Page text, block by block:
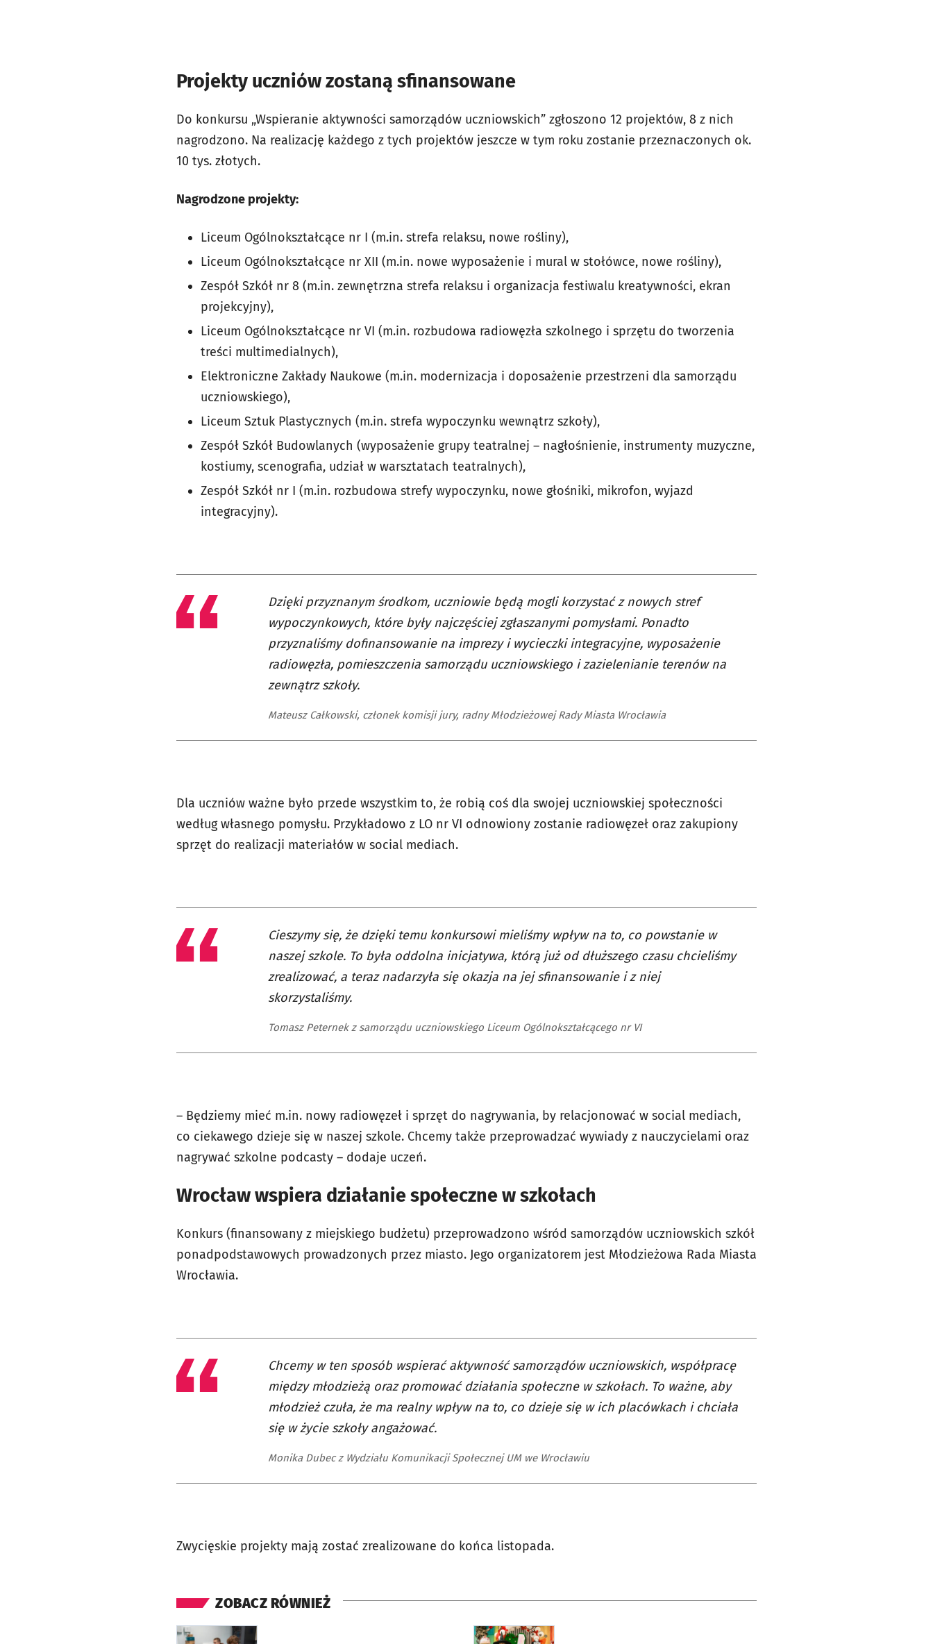
Projekty uczniów zostaną sfinansowane
Do konkursu „Wspieranie aktywności samorządów uczniowskich” zgłoszono 12 projektów, 8 z nich
nagrodzono. Na realizację każdego z tych projektów jeszcze w tym roku zostanie przeznaczonych ok.
10 tys. złotych.
Nagrodzone projekty:
Liceum Ogólnokształcące nr I (m.in. strefa relaksu, nowe rośliny),
Liceum Ogólnokształcące nr XII (m.in. nowe wyposażenie i mural w stołówce, nowe rośliny),
Zespół Szkół nr 8 (m.in. zewnętrzna strefa relaksu i organizacja festiwalu kreatywności, ekran
projekcyjny),
Liceum Ogólnokształcące nr VI (m.in. rozbudowa radiowęzła szkolnego i sprzętu do tworzenia
treści multimedialnych),
Elektroniczne Zakłady Naukowe (m.in. modernizacja i doposażenie przestrzeni dla samorządu
uczniowskiego),
Liceum Sztuk Plastycznych (m.in. strefa wypoczynku wewnątrz szkoły),
Zespół Szkół Budowlanych (wyposażenie grupy teatralnej – nagłośnienie, instrumenty muzyczne,
kostiumy, scenografia, udział w warsztatach teatralnych),
Zespół Szkół nr I (m.in. rozbudowa strefy wypoczynku, nowe głośniki, mikrofon, wyjazd
integracyjny).
Dzięki przyznanym środkom, uczniowie będą mogli korzystać z nowych stref
wypoczynkowych, które były najczęściej zgłaszanymi pomysłami. Ponadto
przyznaliśmy dofinansowanie na imprezy i wycieczki integracyjne, wyposażenie
radiowęzła, pomieszczenia samorządu uczniowskiego i zazielenianie terenów na
zewnątrz szkoły.
Mateusz Całkowski, członek komisji jury, radny Młodzieżowej Rady Miasta Wrocławia
Dla uczniów ważne było przede wszystkim to, że robią coś dla swojej uczniowskiej społeczności
według własnego pomysłu. Przykładowo z LO nr VI odnowiony zostanie radiowęzeł oraz zakupiony
sprzęt do realizacji materiałów w social mediach.
Cieszymy się, że dzięki temu konkursowi mieliśmy wpływ na to, co powstanie w
naszej szkole. To była oddolna inicjatywa, którą już od dłuższego czasu chcieliśmy
zrealizować, a teraz nadarzyła się okazja na jej sfinansowanie i z niej
skorzystaliśmy.
Tomasz Peternek z samorządu uczniowskiego Liceum Ogólnokształcącego nr VI
– Będziemy mieć m.in. nowy radiowęzeł i sprzęt do nagrywania, by relacjonować w social mediach,
co ciekawego dzieje się w naszej szkole. Chcemy także przeprowadzać wywiady z nauczycielami oraz
nagrywać szkolne podcasty – dodaje uczeń.
Wrocław wspiera działanie społeczne w szkołach
Konkurs (finansowany z miejskiego budżetu) przeprowadzono wśród samorządów uczniowskich szkół
ponadpodstawowych prowadzonych przez miasto. Jego organizatorem jest Młodzieżowa Rada Miasta
Wrocławia.
Chcemy w ten sposób wspierać aktywność samorządów uczniowskich, współpracę
między młodzieżą oraz promować działania społeczne w szkołach. To ważne, aby
młodzież czuła, że ma realny wpływ na to, co dzieje się w ich placówkach i chciała
się w życie szkoły angażować.
Monika Dubec z Wydziału Komunikacji Społecznej UM we Wrocławiu
Zwycięskie projekty mają zostać zrealizowane do końca listopada.
ZOBACZ RÓWNIEŻ
otworzy się w nowej karcie
otworzy się w nowej karcie